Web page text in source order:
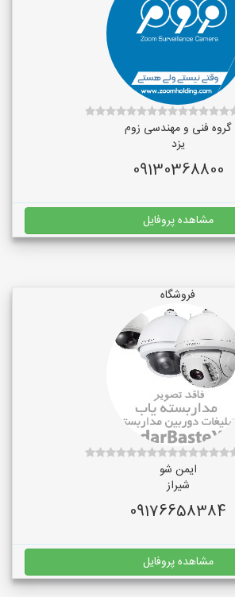
گروه فنی و مهندسی زوم
یزد
09130368800
مشاهده پروفایل
فروشگاه
ایمن شو
شیراز
09176658384
مشاهده پروفایل